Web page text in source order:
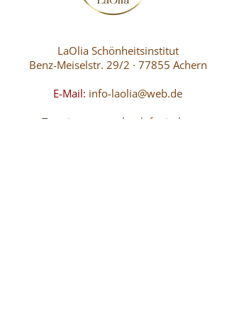
LaOlia Schönheitsinstitut
Benz-Meiselstr. 29/2 · 77855 Achern
E-Mail: info-laolia@web.de
Termine nur nach telefonischer